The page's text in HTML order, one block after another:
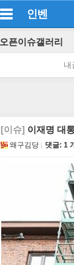
인벤
오픈이슈갤러리
내
[이슈] 이재명 대
왜구김당 댓글: 1